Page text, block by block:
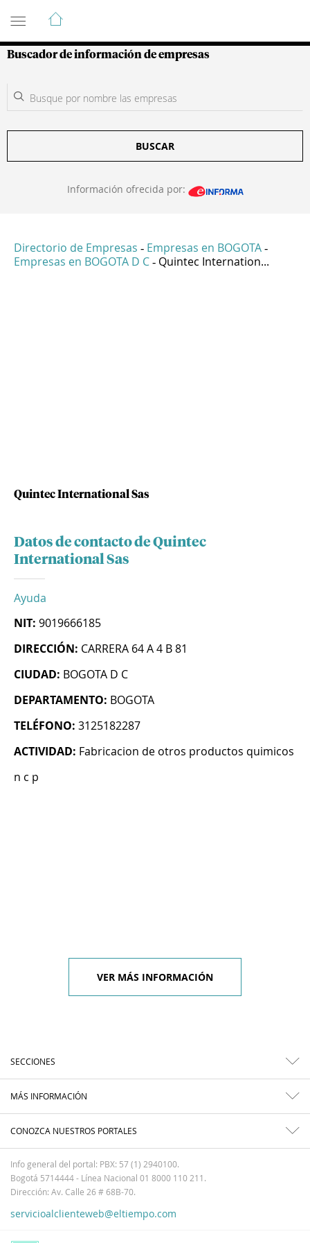
Guía de Empresas Colombianas
Buscador de información de empresas
BUSCAR
Información ofrecida por:
Directorio de Empresas - Empresas en BOGOTA -
Empresas en BOGOTA D C - Quintec Internation...
Quintec International Sas
Datos de contacto de Quintec
International Sas
Ayuda
NIT: 9019666185
DIRECCIÓN: CARRERA 64 A 4 B 81
CIUDAD: BOGOTA D C
DEPARTAMENTO: BOGOTA
TELÉFONO: 3125182287
ACTIVIDAD: Fabricacion de otros productos quimicos
n c p
VER MÁS INFORMACIÓN
SECCIONES
MÁS INFORMACIÓN
CONOZCA NUESTROS PORTALES
Info general del portal: PBX: 57 (1) 2940100.
Bogotá 5714444 - Línea Nacional 01 8000 110 211.
Dirección: Av. Calle 26 # 68B-70.
servicioalclienteweb@eltiempo.com